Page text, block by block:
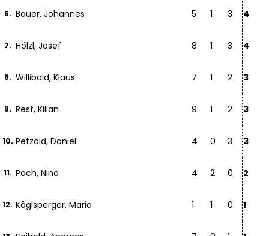
6. Bauer, Johannes 5 1 3 4
7. Hölzl, Josef 8 1 3 4
8. Willibald, Klaus 7 1 2 3
9. Rest, Kilian 9 1 2 3
10. Petzold, Daniel 4 0 3 3
11. Poch, Nino 4 2 0 2
12. Köglsperger, Mario 1 1 0 1